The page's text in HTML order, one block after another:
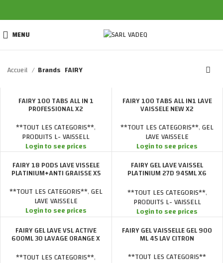
MENU
Accueil Brands FAIRY
FAIRY 100 TABS ALL IN 1
PROFESSIONAL X2
**TOUT LES CATEGORIS**,
PRODUITS L- VAISSELL
Login to see prices
FAIRY 100 TABS ALL IN1 LAVE
VAISSELE NEW X2
**TOUT LES CATEGORIS**,GEL
LAVE VAISSELE
Login to see prices
FAIRY 18 PODS LAVE VISSELE
PLATINIUM+ANTI GRAISSE X5
**TOUT LES CATEGORIS**,GEL
LAVE VAISSELE
Login to see prices
FAIRY GEL LAVE VAISSEL
PLATINIUM 27D 945ML X6
**TOUT LES CATEGORIS**,
PRODUITS L- VAISSELL
Login to see prices
FAIRY GEL LAVE VSL ACTIVE
600ML 30 LAVAGE ORANGE X
**TOUT LES CATEGORIS**,
FAIRY GEL VAISSELLE GEL 900
ML 45 LAV CITRON
**TOUT LES CATEGORIS**